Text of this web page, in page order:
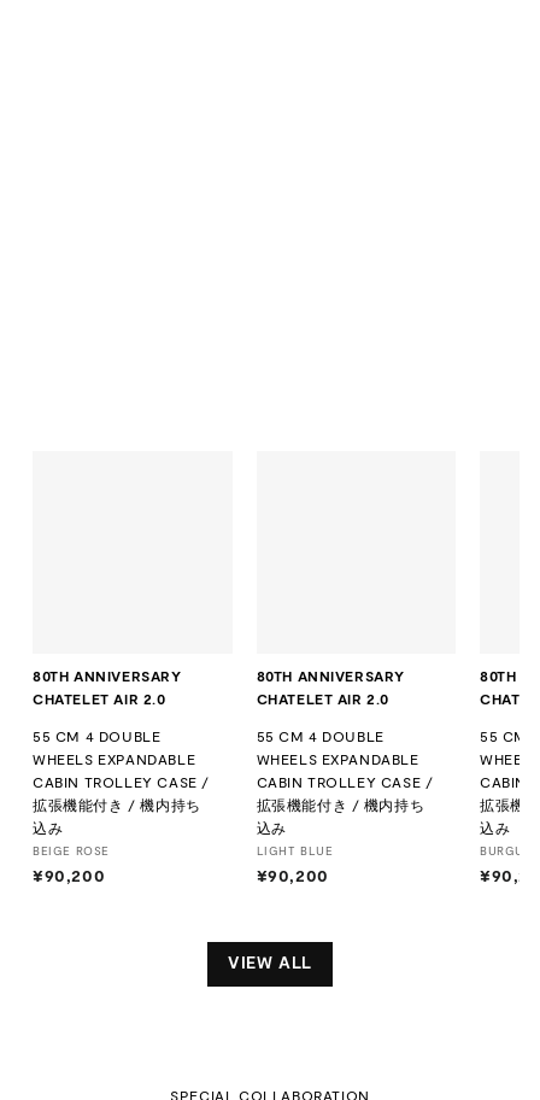
80TH ANNIVERSARY
CHATELET AIR 2.0
55 CM 4 DOUBLE
WHEELS EXPANDABLE
CABIN TROLLEY CASE /
拡張機能付き / 機内持ち
込み
BEIGE ROSE
¥90,200
80TH ANNIVERSARY
CHATELET AIR 2.0
55 CM 4 DOUBLE
WHEELS EXPANDABLE
CABIN TROLLEY CASE /
拡張機能付き / 機内持ち
込み
LIGHT BLUE
¥90,200
,
0
80TH
55 CM
CABIN
拡張機
込み
VIEW ALL
SPECIAL COLLABORATION